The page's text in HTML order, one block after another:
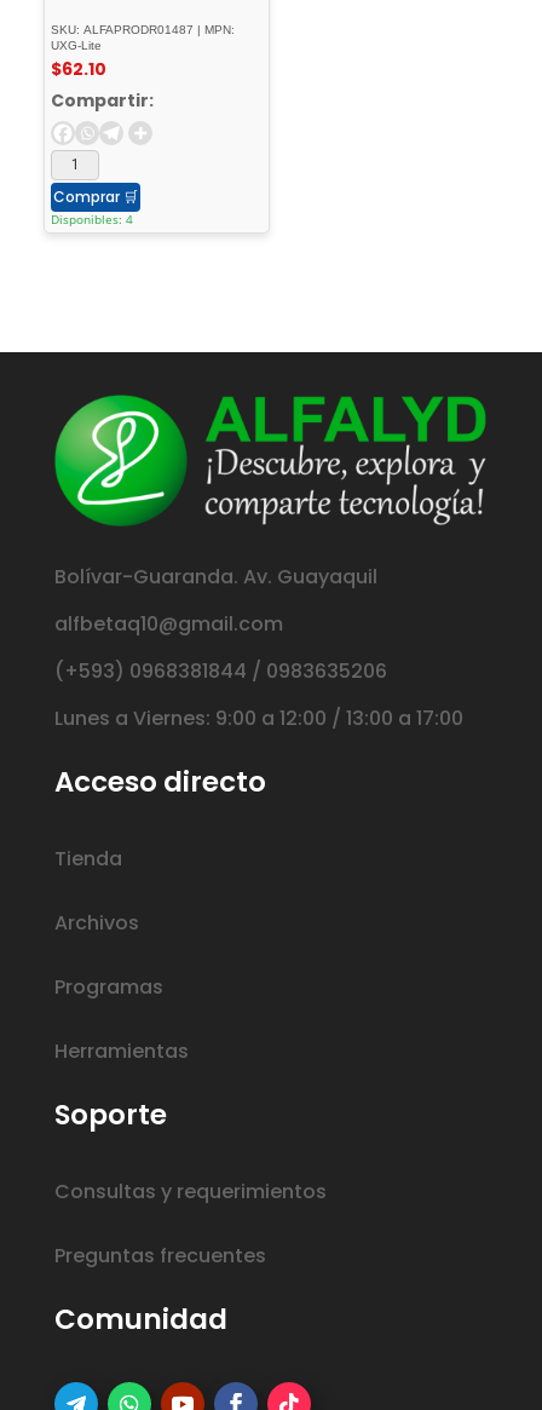
SKU: ALFAPRODR01487 | MPN:
UXG-Lite
$62.10
Compartir:
Comprar 🛒
Disponibles: 4
Bolívar-Guaranda. Av. Guayaquil
alfbetaq10@gmail.com
(+593) 0968381844 / 0983635206
Lunes a Viernes: 9:00 a 12:00 / 13:00 a 17:00
Acceso directo
Tienda
Archivos
Programas
Herramientas
Soporte
Consultas y requerimientos
Preguntas frecuentes
Comunidad